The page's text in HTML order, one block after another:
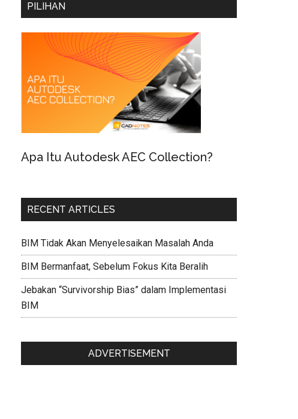
PILIHAN
Apa Itu Autodesk AEC Collection?
RECENT ARTICLES
BIM Tidak Akan Menyelesaikan Masalah Anda
BIM Bermanfaat, Sebelum Fokus Kita Beralih
Jebakan “Survivorship Bias” dalam Implementasi
BIM
ADVERTISEMENT